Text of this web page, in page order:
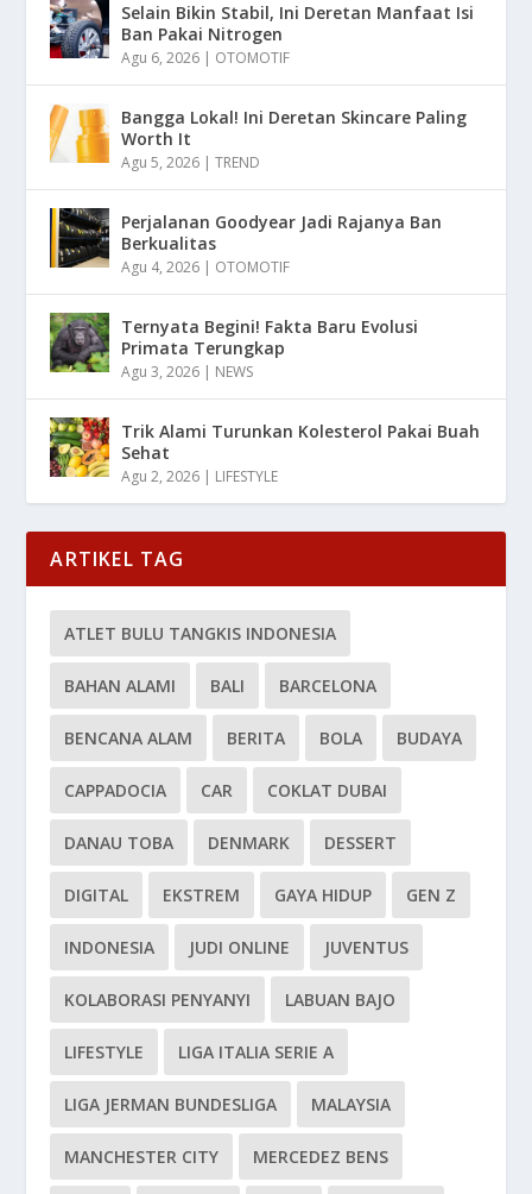
Selain Bikin Stabil, Ini Deretan Manfaat Isi
Ban Pakai Nitrogen
Agu 6, 2026 OTOMOTIF
Bangga Lokal! Ini Deretan Skincare Paling
Worth It
Agu 5, 2026 |TREND
Perjalanan Goodyear Jadi Rajanya Ban
Berkualitas
Agu 4, 2026 OTOMOTIF
Ternyata Begini! Fakta Baru Evolusi
Primata Terungkap
Agu 3, 2026 NEWS
Trik Alami Turunkan Kolesterol Pakai Buah
Sehat
Agu 2, 2026 LIFESTYLE
ARTIKEL TAG
ATLET BULU TANGKIS INDONESIA
BAHAN ALAMI BALI BARCELONA
BENCANA ALAM BERITA BOLA BUDAYA
CAPPADOCIA CAR COKLAT DUBAI
DANAU TOBA DENMARK DESSERT
DIGITAL EKSTREM GAYA HIDUP GEN Z
INDONESIA JUDI ONLINE JUVENTUS
KOLABORASI PENYANYI LABUAN BAJO
LIFESTYLE LIGA ITALIA SERIE A
LIGA JERMAN BUNDESLIGA MALAYSIA
MANCHESTER CITY MERCEDEZ BENS